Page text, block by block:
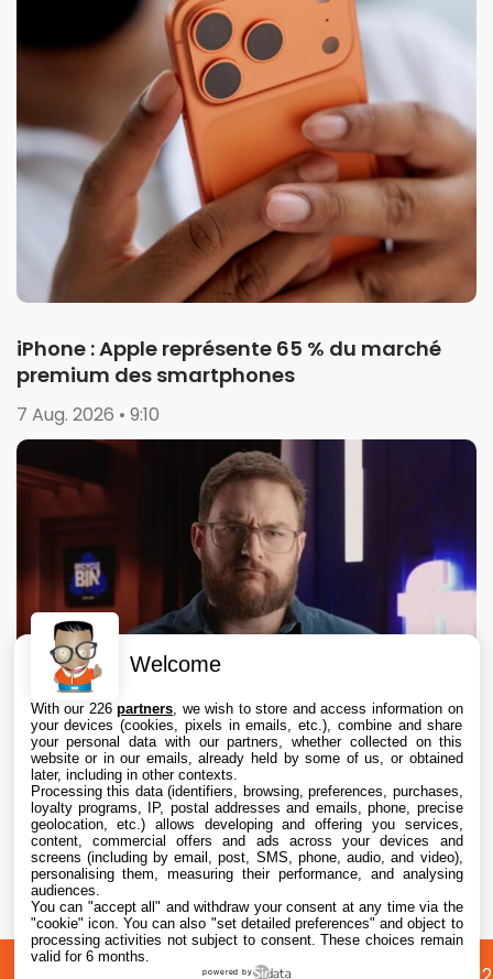
iPhone : Apple représente 65 % du marché
premium des smartphones
7 Aug. 2026 • 9:10
Procès Apple vs Prosser : Apple critique le
silence du leaker
6 Aug. 2026 • 22:40
Welcome
With our 226partners , we wish to store and access information on
your devices (cookies, pixels in emails, etc.), combine and share
your personal data with our partners, whether collected on this
website or in our emails, already held by some of us, or obtained
later, including in other contexts.
Processing this data (identifiers, browsing, preferences, purchases,
loyalty programs, IP, postal addresses and emails, phone, precise
geolocation, etc.) allows developing and offering you services,
content, commercial offers and ads across your devices and
screens (including by email, post, SMS, phone, audio, and video),
personalising them, measuring their performance, and analysing
audiences.
You can "accept all" and withdraw your consent at any time via the
"cookie" icon. You can also "set detailed preferences" and object to
processing activities not subject to consent. These choices remain
valid for 6 months.
powered by